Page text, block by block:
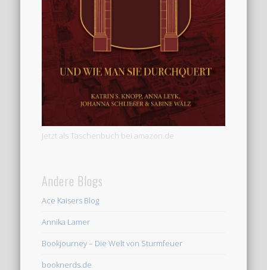
Jetzt als Taschenbuch bei amazon.de
Andere Blogs
Ace Kaisers Blog
Annika Lamer
Bookjourney – Die Welt von Sturmfeuer
booknerds.de